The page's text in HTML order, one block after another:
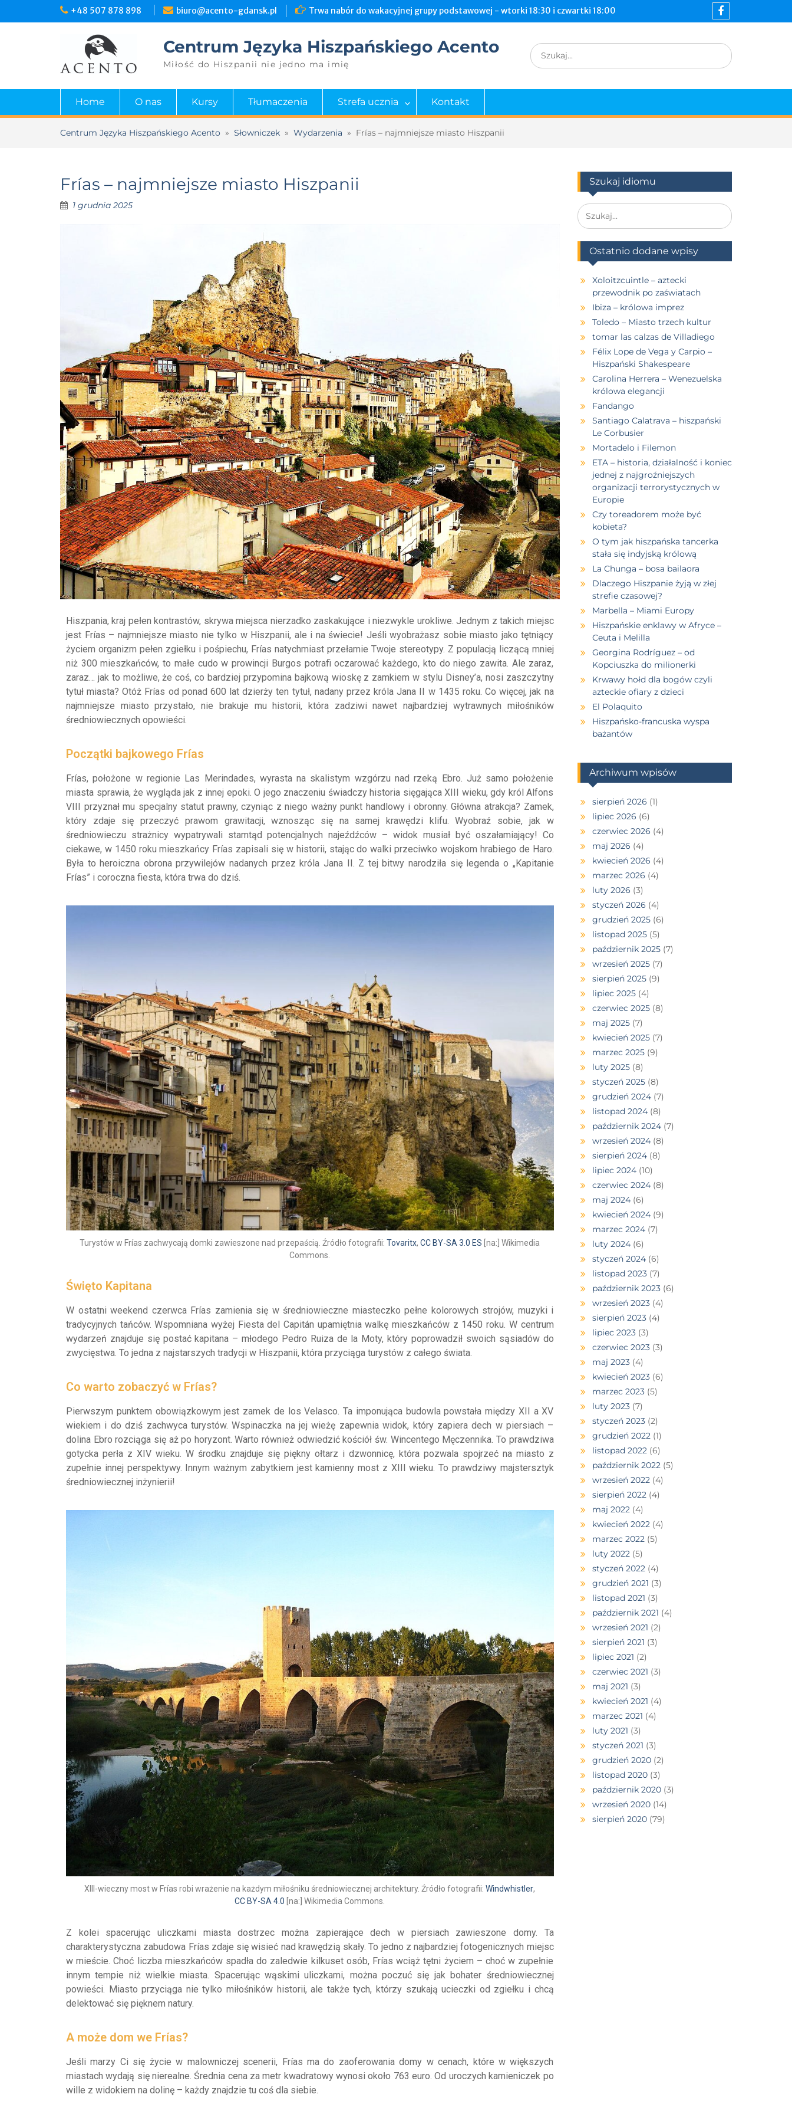
+48 507 878 898 biuro@acento-gdansk.pl Trwa nabór do wakacyjnej grupy podstawowej - wtorki 18:30 i czwartki 18:00
Centrum Języka Hiszpańskiego Acento
Miłość do Hiszpanii nie jedno ma imię
Home O nas Kursy Tłumaczenia Strefa ucznia Kontakt
Centrum Języka Hiszpańskiego Acento » Słowniczek » Wydarzenia » Frías – najmniejsze miasto Hiszpanii
Frías – najmniejsze miasto Hiszpanii
1 grudnia 2025
Hiszpania, kraj pełen kontrastów, skrywa miejsca nierzadko zaskakujące i niezwykle urokliwe. Jednym z takich miejsc
jest Frías – najmniejsze miasto nie tylko w Hiszpanii, ale i na świecie! Jeśli wyobrażasz sobie miasto jako tętniący
życiem organizm pełen zgiełku i pośpiechu, Frías natychmiast przełamie Twoje stereotypy. Z populacją liczącą mniej
niż 300 mieszkańców, to małe cudo w prowincji Burgos potrafi oczarować każdego, kto do niego zawita. Ale zaraz,
zaraz… jak to możliwe, że coś, co bardziej przypomina bajkową wioskę z zamkiem w stylu Disney’a, nosi zaszczytny
tytuł miasta? Otóż Frías od ponad 600 lat dzierży ten tytuł, nadany przez króla Jana II w 1435 roku. Co więcej, jak na
najmniejsze miasto przystało, nie brakuje mu historii, która zadziwi nawet najbardziej wytrawnych miłośników
średniowiecznych opowieści.
Początki bajkowego Frías
Frías, położone w regionie Las Merindades, wyrasta na skalistym wzgórzu nad rzeką Ebro. Już samo położenie
miasta sprawia, że wygląda jak z innej epoki. O jego znaczeniu świadczy historia sięgająca XIII wieku, gdy król Alfons
VIII przyznał mu specjalny statut prawny, czyniąc z niego ważny punkt handlowy i obronny. Główna atrakcja? Zamek,
który zdaje się przeczyć prawom grawitacji, wznosząc się na samej krawędzi klifu. Wyobraź sobie, jak w
średniowieczu strażnicy wypatrywali stamtąd potencjalnych najeźdźców – widok musiał być oszałamiający! Co
ciekawe, w 1450 roku mieszkańcy Frías zapisali się w historii, stając do walki przeciwko wojskom hrabiego de Haro.
Była to heroiczna obrona przywilejów nadanych przez króla Jana II. Z tej bitwy narodziła się legenda o „Kapitanie
Frías” i coroczna fiesta, która trwa do dziś.
Turystów w Frías zachwycają domki zawieszone nad przepaścią. Źródło fotografii:Tovaritx,CC BY-SA 3.0 ES [na:] Wikimedia
Commons.
Święto Kapitana
W ostatni weekend czerwca Frías zamienia się w średniowieczne miasteczko pełne kolorowych strojów, muzyki i
tradycyjnych tańców. Wspomniana wyżej Fiesta del Capitán upamiętnia walkę mieszkańców z 1450 roku. W centrum
wydarzeń znajduje się postać kapitana – młodego Pedro Ruiza de la Moty, który poprowadził swoich sąsiadów do
zwycięstwa. To jedna z najstarszych tradycji w Hiszpanii, która przyciąga turystów z całego świata.
Co warto zobaczyć w Frías?
Pierwszym punktem obowiązkowym jest zamek de los Velasco. Ta imponująca budowla powstała między XII a XV
wiekiem i do dziś zachwyca turystów. Wspinaczka na jej wieżę zapewnia widok, który zapiera dech w piersiach –
dolina Ebro rozciąga się aż po horyzont. Warto również odwiedzić kościół św. Wincentego Męczennika. To prawdziwa
gotycka perła z XIV wieku. W środku znajduje się piękny ołtarz i dzwonnicę, która pozwala spojrzeć na miasto z
zupełnie innej perspektywy. Innym ważnym zabytkiem jest kamienny most z XIII wieku. To prawdziwy majstersztyk
średniowiecznej inżynierii!
XIII-wieczny most w Frías robi wrażenie na każdym miłośniku średniowiecznej architektury. Źródło fotografii:Windwhistler,
CC BY-SA 4.0 [na:] Wikimedia Commons.
Z kolei spacerując uliczkami miasta dostrzec można zapierające dech w piersiach zawieszone domy. Ta
charakterystyczna zabudowa Frías zdaje się wisieć nad krawędzią skały. To jedno z najbardziej fotogenicznych miejsc
w mieście. Choć liczba mieszkańców spadła do zaledwie kilkuset osób, Frías wciąż tętni życiem – choć w zupełnie
innym tempie niż wielkie miasta. Spacerując wąskimi uliczkami, można poczuć się jak bohater średniowiecznej
powieści. Miasto przyciąga nie tylko miłośników historii, ale także tych, którzy szukają ucieczki od zgiełku i chcą
delektować się pięknem natury.
A może dom we Frías?
Jeśli marzy Ci się życie w malowniczej scenerii, Frías ma do zaoferowania domy w cenach, które w większych
miastach wydają się nierealne. Średnia cena za metr kwadratowy wynosi około 763 euro. Od uroczych kamieniczek po
wille z widokiem na dolinę – każdy znajdzie tu coś dla siebie.
Szukaj idiomu
Ostatnio dodane wpisy
Xoloitzcuintle – aztecki
przewodnik po zaświatach
Ibiza – królowa imprez
Toledo – Miasto trzech kultur
tomar las calzas de Villadiego
Félix Lope de Vega y Carpio –
Hiszpański Shakespeare
Carolina Herrera – Wenezuelska
królowa elegancji
Fandango
Santiago Calatrava – hiszpański
Le Corbusier
Mortadelo i Filemon
ETA – historia, działalność i koniec
jednej z najgroźniejszych
organizacji terrorystycznych w
Europie
Czy toreadorem może być
kobieta?
O tym jak hiszpańska tancerka
stała się indyjską królową
La Chunga – bosa bailaora
Dlaczego Hiszpanie żyją w złej
strefie czasowej?
Marbella – Miami Europy
Hiszpańskie enklawy w Afryce –
Ceuta i Melilla
Georgina Rodríguez – od
Kopciuszka do milionerki
Krwawy hołd dla bogów czyli
azteckie ofiary z dzieci
El Polaquito
Hiszpańsko-francuska wyspa
bażantów
Archiwum wpisów
sierpień 2026 (1)
lipiec 2026 (6)
czerwiec 2026 (4)
maj 2026 (4)
kwiecień 2026 (4)
marzec 2026 (4)
luty 2026 (3)
styczeń 2026 (4)
grudzień 2025(6)
listopad 2025(5)
październik 2025(7)
wrzesień 2025(7)
sierpień 2025(9)
lipiec 2025(4)
czerwiec 2025(8)
maj 2025(7)
kwiecień 2025(7)
marzec 2025(9)
luty 2025(8)
styczeń 2025(8)
grudzień 2024(7)
listopad 2024(8)
październik 2024(7)
wrzesień 2024(8)
sierpień 2024(8)
lipiec 2024(10)
czerwiec 2024(8)
maj 2024(6)
kwiecień 2024(9)
marzec 2024(7)
luty 2024(6)
styczeń 2024(6)
listopad 2023(7)
październik 2023(6)
wrzesień 2023(4)
sierpień 2023(4)
lipiec 2023(3)
czerwiec 2023(3)
maj 2023(4)
kwiecień 2023(6)
marzec 2023(5)
luty 2023(7)
styczeń 2023(2)
grudzień 2022(1)
listopad 2022(6)
październik 2022(5)
wrzesień 2022(4)
sierpień 2022(4)
maj 2022(4)
kwiecień 2022(4)
marzec 2022(5)
luty 2022(5)
styczeń 2022(4)
grudzień 2021 (3)
listopad 2021 (3)
październik 2021 (4)
wrzesień 2021 (2)
sierpień 2021 (3)
lipiec 2021 (2)
czerwiec 2021 (3)
maj 2021 (3)
kwiecień 2021 (4)
marzec 2021 (4)
luty 2021 (3)
styczeń 2021 (3)
grudzień 2020(2)
listopad 2020(3)
październik 2020(3)
wrzesień 2020(14)
sierpień 2020(79)